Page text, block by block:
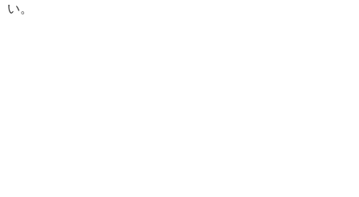
い。